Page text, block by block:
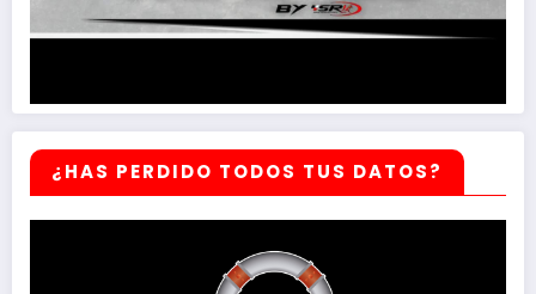
¿HAS PERDIDO TODOS TUS DATOS?